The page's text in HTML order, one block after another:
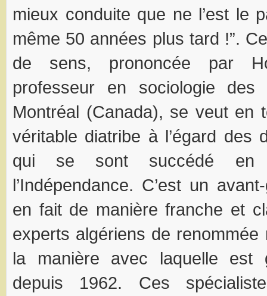
mieux conduite que ne l’est le
même 50 années plus tard !”.
de sens, prononcée par
professeur en sociologie des
Montréal (Canada), se veut en
véritable diatribe à l’égard des
qui se sont succédé en
l’Indépendance. C’est un
en fait de manière franche et
experts algériens de renommée
la manière avec laquelle est
depuis 1962. Ces